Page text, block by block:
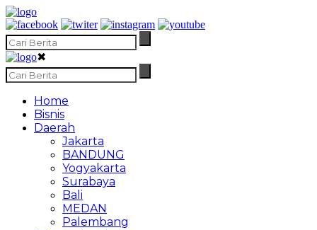
✖
Home
Bisnis
Daerah
Jakarta
BANDUNG
Yogyakarta
Surabaya
Bali
MEDAN
Palembang